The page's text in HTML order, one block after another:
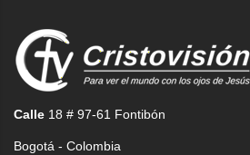
Calle 18 # 97-61 Fontibón
Bogotá - Colombia